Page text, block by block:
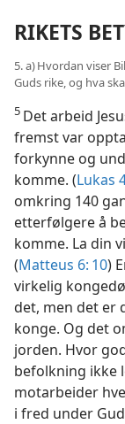
RIKETS
5. a) Hvordan viser
Guds rike, og hva
5 Det arbeid
fremst var
forkynne og
komme. (Lukas
omkring 140
etterfølgere å
komme. La din
(Matteus 6: 10)
virkelig
det, men det er
konge. Og det
jorden. Hvor
befolkning ikke
motarbeider
i fred under